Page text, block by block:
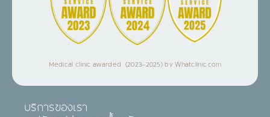
บริการของเรา
Medical clinic awarded (2023–2025) by Whatclinic.com